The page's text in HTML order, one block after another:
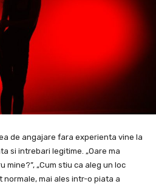
de angajare fara experienta vine la
si intrebari legitime. „Oare ma
mine?”, „Cum stiu ca aleg un loc
normale, mai ales intr-o piata a